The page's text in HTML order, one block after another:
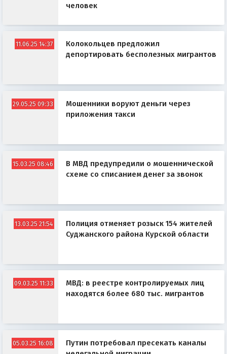
человек
11.06.25 14:37
Колокольцев предложил
депортировать бесполезных мигрантов
29.05.25 09:33
Мошенники воруют деньги через
приложения такси
15.03.25 08:46
В МВД предупредили о мошеннической
схеме со списанием денег за звонок
13.03.25 21:54
Полиция отменяет розыск 154 жителей
Суджанского района Курской области
09.03.25 11:33
МВД: в реестре контролируемых лиц
находятся более 680 тыс. мигрантов
05.03.25 16:08
Путин потребовал пресекать каналы